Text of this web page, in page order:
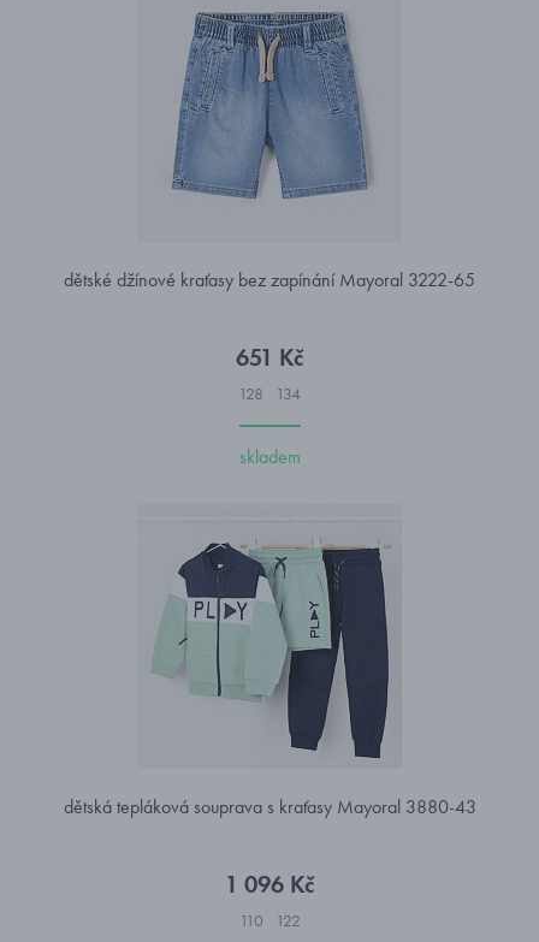
dětské džínové kraťasy bez zapínání Mayoral 3222-65
651 Kč
128 134
skladem
dětská tepláková souprava s kraťasy Mayoral 3880-43
1 096 Kč
110 122